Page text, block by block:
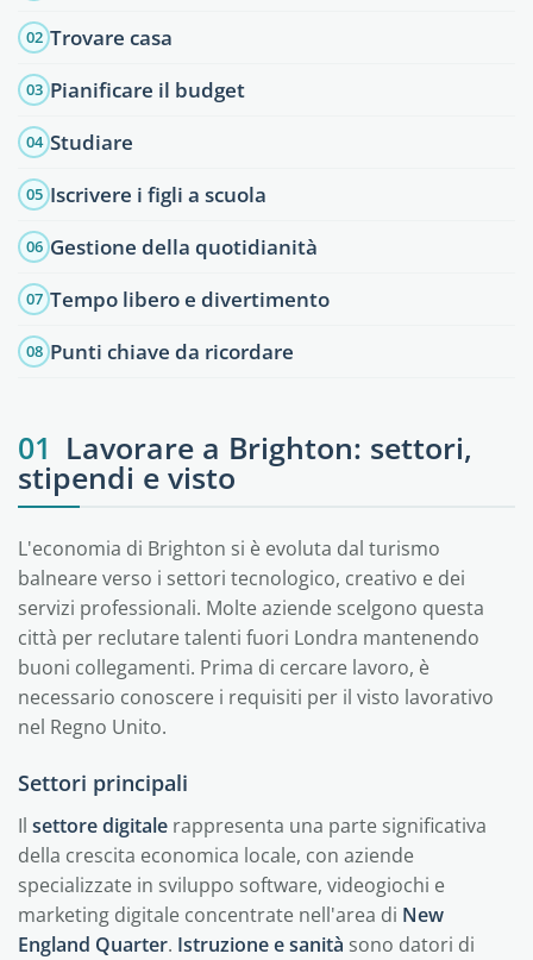
02 Trovare casa
03 Pianificare il budget
04 Studiare
05 Iscrivere i figli a scuola
06 Gestione della quotidianità
07 Tempo libero e divertimento
08 Punti chiave da ricordare
01 Lavorare a Brighton: settori,
stipendi e visto
L'economia di Brighton si è evoluta dal turismo
balneare verso i settori tecnologico, creativo e dei
servizi professionali. Molte aziende scelgono questa
città per reclutare talenti fuori Londra mantenendo
buoni collegamenti. Prima di cercare lavoro, è
necessario conoscere i requisiti per il visto lavorativo
nel Regno Unito.
Settori principali
Il settore digitale rappresenta una parte significativa
della crescita economica locale, con aziende
specializzate in sviluppo software, videogiochi e
marketing digitale concentrate nell'area di New
England Quarter. Istruzione e sanità sono datori di